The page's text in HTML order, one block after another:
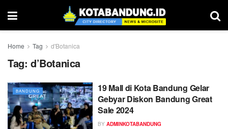
Home Tag d'Botanica
Tag: d’Botanica
BANDUNG
19 Mall di Kota Bandung Gelar
Gebyar Diskon Bandung Great
Sale 2024
BY ADMINKOTABANDUNG